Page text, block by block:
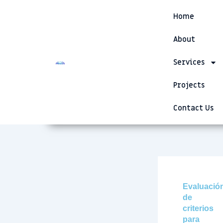
Home
About
Services
Projects
Contact Us
de
criterios
para